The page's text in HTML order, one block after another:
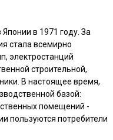
Японии в 1971 году. За
стала всемирно
электростанций
строительной,
В настоящее время,
базой:
помещений -
пользуются потребители